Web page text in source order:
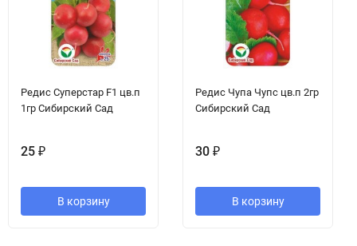
Редис Суперстар F1 цв.п
1гр Сибирский Сад
25 ₽
В корзину
Редис Чупа Чупс цв.п 2гр
Сибирский Сад
30 ₽
В корзину